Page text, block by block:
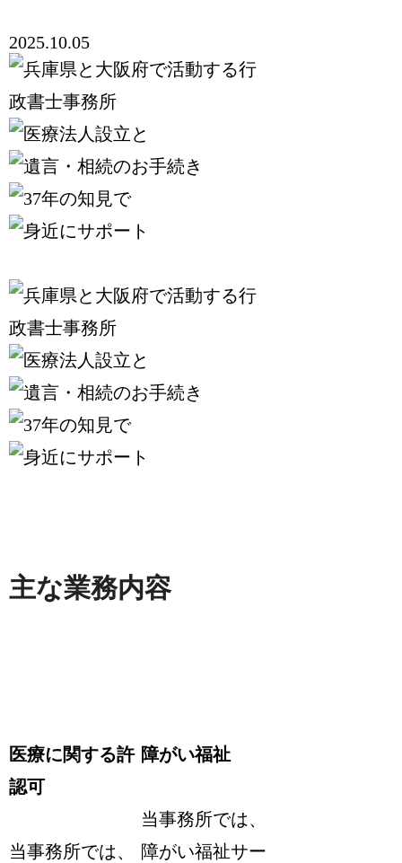
2025.10.05
主な業務内容
医療に関する許
認可
当事務所では、
障がい福祉
当事務所では、
障がい福祉サー